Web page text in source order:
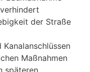
der Straße
Maßnahmen